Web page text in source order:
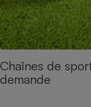
Chaînes de
demande